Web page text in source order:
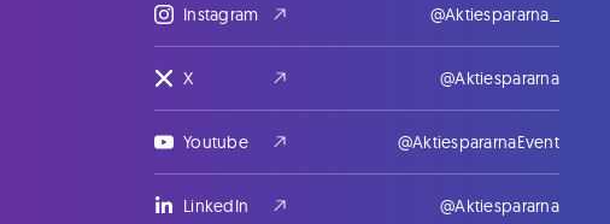
Instagram @Aktiespararna_
X @Aktiespararna
Youtube @AktiespararnaEvent
LinkedIn @Aktiespararna